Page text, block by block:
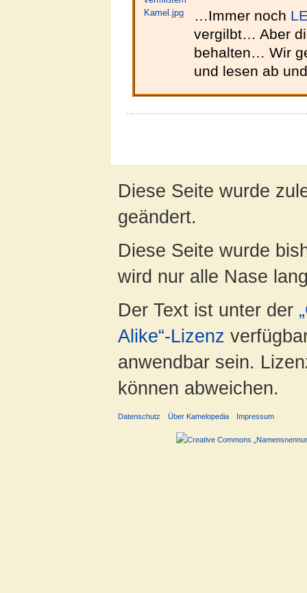
…Immer noch
vergilbt… Aber
behalten… Wir
und lesen ab
Diese Seite wurde
geändert.
Diese Seite wurde
wird nur alle Nase
Der Text ist unter der
Alike“-Lizenz
anwendbar sein.
können abweichen.
Datenschutz Über Kamelopedia Impressum